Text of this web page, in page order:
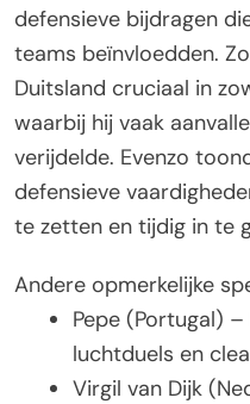
defensieve bijdragen
teams beïnvloedden.
Duitsland cruciaal in
waarbij hij vaak
verijdelde. Evenzo
defensieve
te zetten en tijdig in te
Andere opmerkelijke
Pepe (Portugal)
luchtduels en
Virgil van Dijk